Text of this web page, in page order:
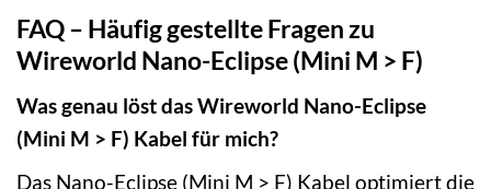
FAQ – Häufig gestellte Fragen zu
Wireworld Nano-Eclipse (Mini M > F)
Was genau löst das Wireworld Nano-Eclipse
(Mini M > F) Kabel für mich?
Das Nano-Eclipse (Mini M > F) Kabel optimiert die